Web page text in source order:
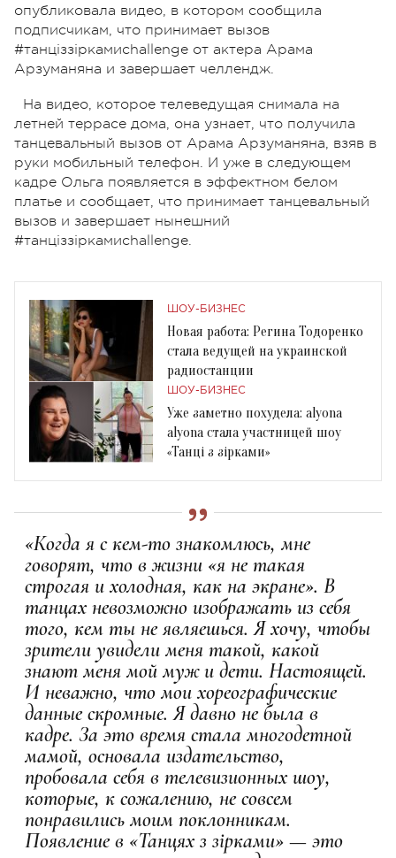
опубликовала видео, в котором сообщила
подписчикам, что принимает вызов
#танціззіркамиchallengе от актера Арама
Арзуманяна и завершает челлендж.
На видео, которое телеведущая снимала на
летней террасе дома, она узнает, что получила
танцевальный вызов от Арама Арзуманяна, взяв в
руки мобильный телефон. И уже в следующем
кадре Ольга появляется в эффектном белом
платье и сообщает, что принимает танцевальный
вызов и завершает нынешний
#танціззіркамиchallengе.
ШОУ-БИЗНЕС
Новая работа: Регина Тодоренко
стала ведущей на украинской
радиостанции
ШОУ-БИЗНЕС
Уже заметно похудела: alyona
alyona стала участницей шоу
«Танці з зірками»
«Когда я с кем-то знакомлюсь, мне
говорят, что в жизни «я не такая
строгая и холодная, как на экране». В
танцах невозможно изображать из себя
того, кем ты не являешься. Я хочу, чтобы
зрители увидели меня такой, какой
знают меня мой муж и дети. Настоящей.
И неважно, что мои хореографические
данные скромные. Я давно не была в
кадре. За это время стала многодетной
мамой, основала издательство,
пробовала себя в телевизионных шоу,
которые, к сожалению, не совсем
понравились моим поклонникам.
Появление в «Танцях з зірками» — это